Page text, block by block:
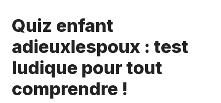
Quiz enfant
adieuxlespoux : test
ludique pour tout
comprendre !